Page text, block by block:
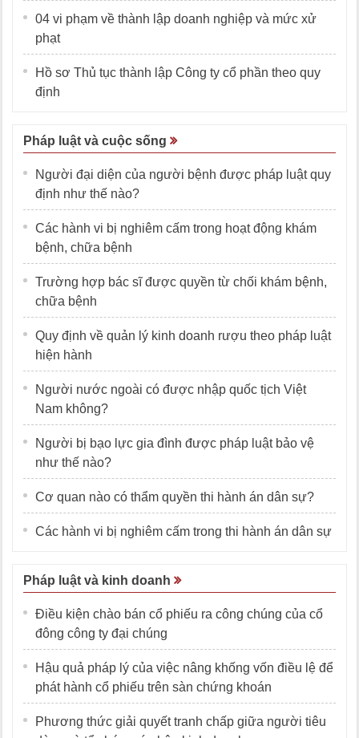
04 vi phạm về thành lập doanh nghiệp và mức xử
phạt
Hồ sơ Thủ tục thành lập Công ty cổ phần theo quy
định
Pháp luật và cuộc sống
Người đại diện của người bệnh được pháp luật quy
định như thế nào?
Các hành vi bị nghiêm cấm trong hoạt động khám
bệnh, chữa bệnh
Trường hợp bác sĩ được quyền từ chối khám bệnh,
chữa bệnh
Quy định về quản lý kinh doanh rượu theo pháp luật
hiện hành
Người nước ngoài có được nhập quốc tịch Việt
Nam không?
Người bị bạo lực gia đình được pháp luật bảo vệ
như thế nào?
Cơ quan nào có thẩm quyền thi hành án dân sự?
Các hành vi bị nghiêm cấm trong thi hành án dân sự
Pháp luật và kinh doanh
Điều kiện chào bán cổ phiếu ra công chúng của cổ
đông công ty đại chúng
Hậu quả pháp lý của việc nâng khống vốn điều lệ để
phát hành cổ phiếu trên sàn chứng khoán
Phương thức giải quyết tranh chấp giữa người tiêu